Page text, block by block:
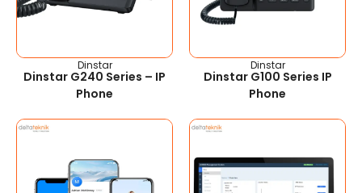
Dinstar
Dinstar G240 Series – IP
Phone
Dinstar
Dinstar G100 Series IP
Phone